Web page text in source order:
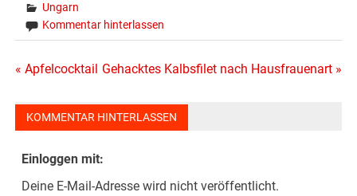
Ungarn
Kommentar hinterlassen
Beitragsnavigation
« Apfelcocktail Gehacktes Kalbsfilet nach Hausfrauenart »
KOMMENTAR HINTERLASSEN
Einloggen mit:
Deine E-Mail-Adresse wird nicht veröffentlicht.